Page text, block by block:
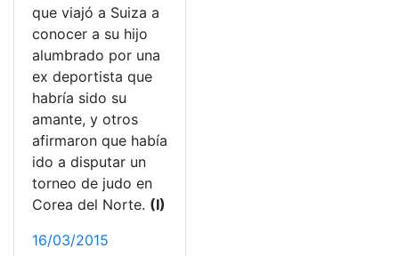
que viajó a Suiza a
conocer a su hijo
alumbrado por una
ex deportista que
habría sido su
amante, y otros
afirmaron que había
ido a disputar un
torneo de judo en
Corea del Norte. (I)
16/03/2015